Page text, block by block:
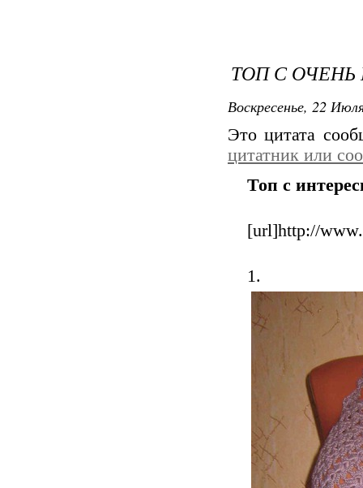
ТОП С
Воскресенье, 22
Это цитата
цитатник или
Топ с
[url]http://
1.